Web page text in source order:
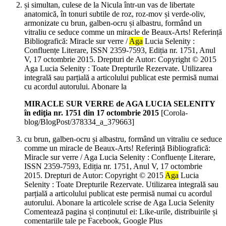
și simultan, culese de la Nicula într-un vas de libertate
anatomică, în tonuri subtile de roz, roz-mov și verde-oliv,
armonizate cu brun, galben-ocru și albastru, formând un
vitraliu ce seduce comme un miracle de Beaux-Arts! Referință
Bibliografică: Miracle sur verre /Aga Lucia Selenity :
Confluențe Literare, ISSN 2359-7593, Ediția nr. 1751, Anul
V, 17 octombrie 2015. Drepturi de Autor: Copyright © 2015
Aga Lucia Selenity : Toate Drepturile Rezervate. Utilizarea
integrală sau parțială a articolului publicat este permisă numai
cu acordul autorului. Abonare la
MIRACLE SUR VERRE de AGA LUCIA SELENITY
în ediţia nr. 1751 din 17 octombrie 2015 [Corola-
blog/BlogPost/378334_a_379663]
cu brun, galben-ocru și albastru, formând un vitraliu ce seduce
comme un miracle de Beaux-Arts! Referință Bibliografică:
Miracle sur verre / Aga Lucia Selenity : Confluențe Literare,
ISSN 2359-7593, Ediția nr. 1751, Anul V, 17 octombrie
2015. Drepturi de Autor: Copyright © 2015Aga Lucia
Selenity : Toate Drepturile Rezervate. Utilizarea integrală sau
parțială a articolului publicat este permisă numai cu acordul
autorului. Abonare la articolele scrise de Aga Lucia Selenity
Comentează pagina și conținutul ei: Like-urile, distribuirile și
comentariile tale pe Facebook, Google Plus